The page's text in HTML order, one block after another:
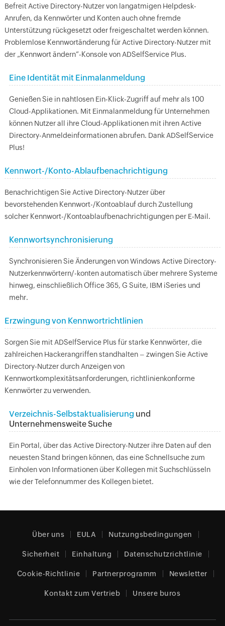
Befreit Active Directory-Nutzer von langatmigen Helpdesk-
Anrufen, da Kennwörter und Konten auch ohne fremde
Unterstützung rückgesetzt oder freigeschaltet werden können.
Problemlose Kennwortänderung für Active Directory-Nutzer mit
der „Kennwort ändern“-Konsole von ADSelfService Plus.
Eine Identität mit Einmalanmeldung
Genießen Sie in nahtlosen Ein-Klick-Zugriff auf mehr als 100
Cloud-Applikationen. Mit Einmalanmeldung für Unternehmen
können Nutzer all ihre Cloud-Applikationen mit ihren Active
Directory-Anmeldeinformationen abrufen. Dank ADSelfService
Plus!
Kennwort-/Konto-Ablaufbenachrichtigung
Benachrichtigen Sie Active Directory-Nutzer über
bevorstehenden Kennwort-/Kontoablauf durch Zustellung
solcher Kennwort-/Kontoablaufbenachrichtigungen per E-Mail.
Kennwortsynchronisierung
Synchronisieren Sie Änderungen von Windows Active Directory-
Nutzerkennwörtern/-konten automatisch über mehrere Systeme
hinweg, einschließlich Office 365, G Suite, IBM iSeries und
mehr.
Erzwingung von Kennwortrichtlinien
Sorgen Sie mit ADSelfService Plus für starke Kennwörter, die
zahlreichen Hackerangriffen standhalten – zwingen Sie Active
Directory-Nutzer durch Anzeigen von
Kennwortkomplexitätsanforderungen, richtlinienkonforme
Kennwörter zu verwenden.
Verzeichnis-Selbstaktualisierung und
Unternehmensweite Suche
Ein Portal, über das Active Directory-Nutzer ihre Daten auf den
neuesten Stand bringen können, das eine Schnellsuche zum
Einholen von Informationen über Kollegen mit Suchschlüsseln
wie der Telefonnummer des Kollegen bietet.
Über uns EULA Nutzungsbedingungen
Sicherheit Einhaltung Datenschutzrichtlinie
Cookie-Richtlinie Partnerprogramm Newsletter
Kontakt zum Vertrieb Unsere buros